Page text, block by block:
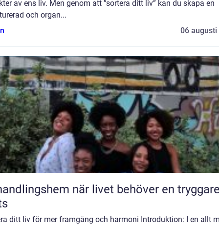
av ens liv. Men genom att ”sortera ditt liv” kan du skapa en
och organ...
06 augusti
när livet behöver en tryggare
ditt liv för mer framgång och harmoni Introduktion: I en allt